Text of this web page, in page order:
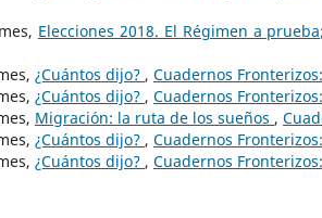
Elecciones 2018. El Régimen a
¿Cuántos dijo? , Cuadernos
¿Cuántos dijo? , Cuadernos
Migración: la ruta de los sueños ,
¿Cuántos dijo? , Cuadernos
¿Cuántos dijo? , Cuadernos